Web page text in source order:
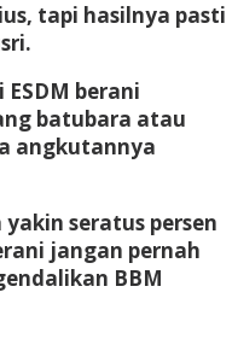
tapi hasilnya pasti
berani
batubara atau
angkutannya
yakin seratus persen
jangan pernah
BBM